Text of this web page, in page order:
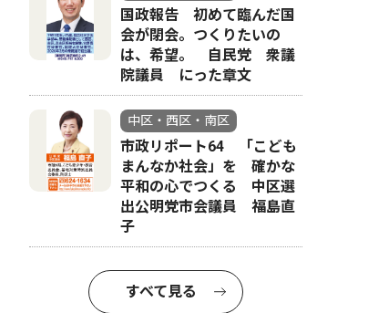
国政報告 初めて臨んだ国
会が閉会。つくりたいの
は、希望。 自民党 衆議
院議員 にった章文
中区・西区・南区
市政リポート64 「こども
まんなか社会」を 確かな
平和の心でつくる 中区選
出公明党市会議員 福島直
子
すべて見る